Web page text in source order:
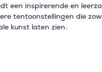
een inspirerende en
tentoonstellingen die
kunst laten zien.